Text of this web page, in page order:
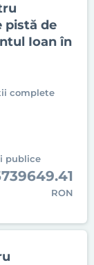
pistă de
Ioan în
complete
publice
RON